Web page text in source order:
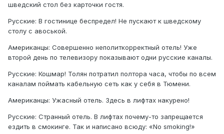
шведский стол без карточки гостя.
Русские: В гостинице беспредел! Не пускают к шведскому
столу с авоськой.
Американцы: Совершенно неполиткорректный отель! Уже
второй день по телевизору показывают одни русские каналы.
Русские: Кошмар! Толян потратил полтора часа, чтобы по всем
каналам поймать кабельную сеть как у себя в Тюмени.
Американцы: Ужасный отель. Здесь в лифтах накурено!
Русские: Странный отель. В лифтах почему-то запрещается
ездить в смокинге. Так и написано всюду: «No smoking!»